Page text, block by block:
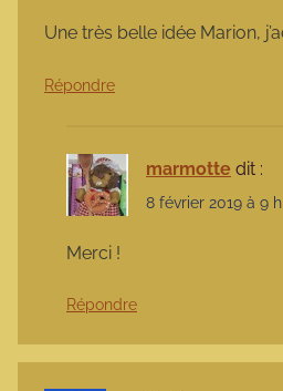
Une très belle idée Marion,
Répondre
marmotte dit :
8 février 2019 à 9
Merci !
Répondre